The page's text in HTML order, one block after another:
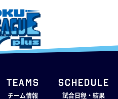
TEAMS
チーム情報
SCHEDULE
試合日程・結果